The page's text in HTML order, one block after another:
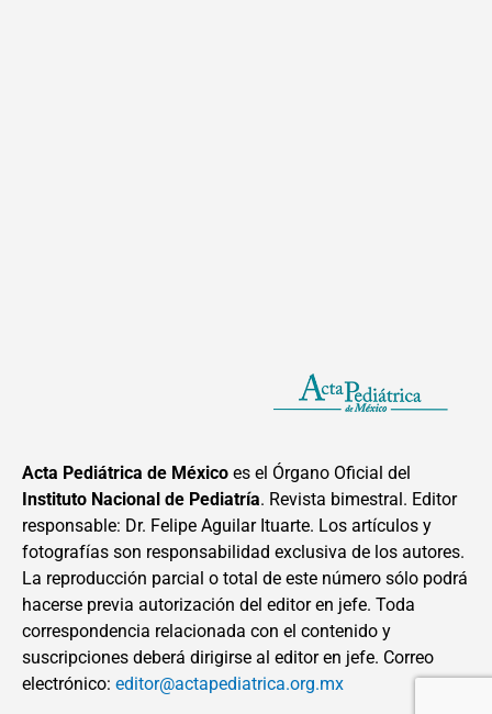
Acta Pediátrica de México es el Órgano Oficial del
Instituto Nacional de Pediatría. Revista bimestral. Editor
responsable: Dr. Felipe Aguilar Ituarte. Los artículos y
fotografías son responsabilidad exclusiva de los autores.
La reproducción parcial o total de este número sólo podrá
hacerse previa autorización del editor en jefe. Toda
correspondencia relacionada con el contenido y
suscripciones deberá dirigirse al editor en jefe. Correo
electrónico: editor@actapediatrica.org.mx